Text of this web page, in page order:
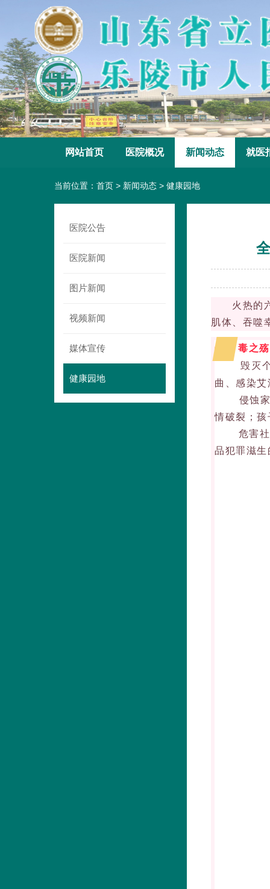
网站首页 医院概况 新闻动态 就医
当前位置： 首页 > 新闻动态 > 健康园地
医院公告
医院新闻
图片新闻
视频新闻
媒体宣传
健康园地
火热的
肌体、吞噬
01 毒之
毁灭
曲、感染
侵蚀家庭
情破裂；
危害社会
品犯罪滋